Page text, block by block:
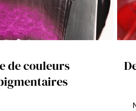
de couleurs